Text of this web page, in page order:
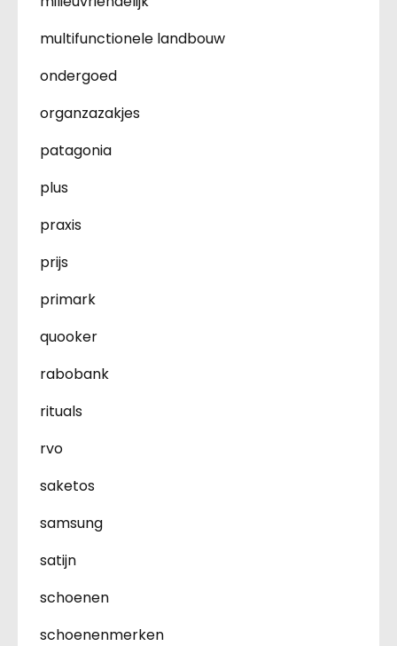
multifunctionele landbouw
ondergoed
organzazakjes
patagonia
plus
praxis
prijs
primark
quooker
rabobank
rituals
rvo
saketos
samsung
satijn
schoenen
schoenenmerken